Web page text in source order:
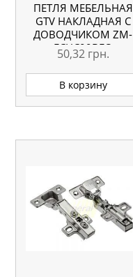
ПЕТЛЯ МЕБЕЛЬНАЯ
GTV НАКЛАДНАЯ С
ДОВОДЧИКОМ ZM-
ECHC09BEO
50,32 грн.
В корзину